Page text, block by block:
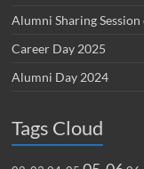
Alumni Sharing Session
Career Day 2025
Alumni Day 2024
Tags Cloud